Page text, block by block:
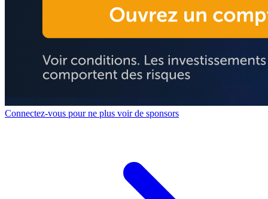
Connectez-vous pour ne plus voir de sponsors